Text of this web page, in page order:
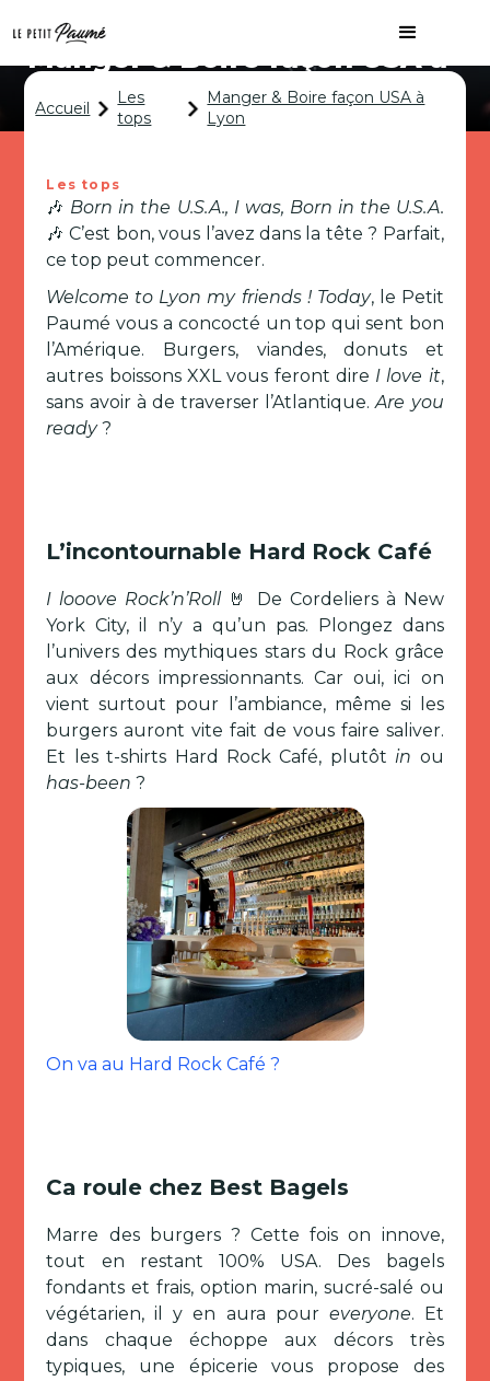
Manger & Boire façon USA à
Accueil
Les
tops
Manger & Boire façon USA à
Lyon
Les tops
🎶 Born in the U.S.A., I was, Born in the U.S.A.
🎶 C’est bon, vous l’avez dans la tête ? Parfait,
ce top peut commencer.
Welcome to Lyon my friends ! Today, le Petit
Paumé vous a concocté un top qui sent bon
l’Amérique. Burgers, viandes, donuts et
autres boissons XXL vous feront dire I love it,
sans avoir à de traverser l’Atlantique.Are you
ready?
L’incontournable Hard Rock Café
I looove Rock’n’Roll🤘 De Cordeliers à New
York City, il n’y a qu’un pas. Plongez dans
l’univers des mythiques stars du Rock grâce
aux décors impressionnants. Car oui, ici on
vient surtout pour l’ambiance, même si les
burgers auront vite fait de vous faire saliver.
Et les t-shirts Hard Rock Café, plutôtin ou
has-been ?
On va au Hard Rock Café ?
Ca roule chez Best Bagels
Marre des burgers ? Cette fois on innove,
tout en restant 100% USA. Des bagels
fondants et frais, option marin, sucré-salé ou
végétarien, il y en aura pour everyone. Et
dans chaque échoppe aux décors très
typiques, une épicerie vous propose des